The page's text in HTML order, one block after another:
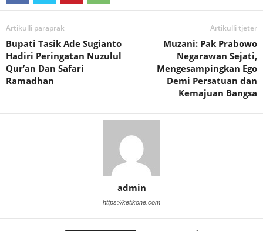
Artikulli paraprak
Bupati Tasik Ade Sugianto
Hadiri Peringatan Nuzulul
Qur’an Dan Safari
Ramadhan
Artikulli tjetër
Muzani: Pak Prabowo
Negarawan Sejati,
Mengesampingkan Ego
Demi Persatuan dan
Kemajuan Bangsa
admin
https://ketikone.com